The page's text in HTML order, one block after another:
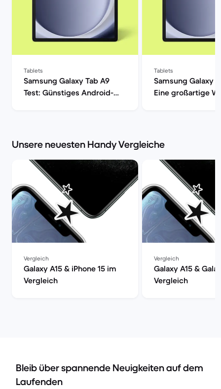
Tablets
Samsung Galaxy Tab A9
Test: Günstiges Android-
Tablets
Samsung Galaxy
Eine großartige
Unsere neuesten Handy Vergleiche
Vergleich
Galaxy A15 & iPhone 15 im
Vergleich
Vergleich
Galaxy A15 &
Vergleich
Bleib über spannende Neuigkeiten auf dem
Laufenden